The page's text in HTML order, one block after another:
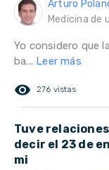
Arturo
Medicina de
Yo considero que
ba... Leer más
remove_red_eye 276 vistas
Tuve
decir el 23 de
mi